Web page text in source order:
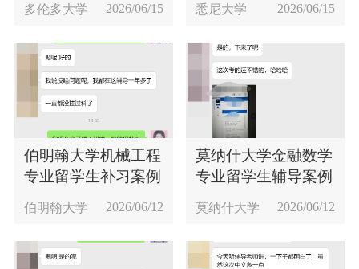
多伦多大学 2026/06/15 悉尼大学 2026/06/15
伯明翰大学机械工程
专业留学生补习案例
伯明翰大学 2026/06/12
莫纳什大学金融数学
专业留学生辅导案例
莫纳什大学 2026/06/12